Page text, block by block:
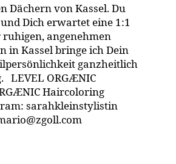
Dächern von Kassel. Du
Dich erwartet eine 1:1
angenehmen
in Kassel bringe ich Dein
ganzheitlich
LEVEL ORGÆNIC
Haircoloring
sarahkleinstylistin